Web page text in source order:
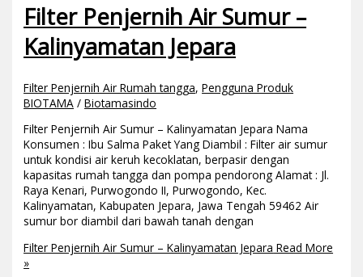
Filter Penjernih Air Sumur –
Kalinyamatan Jepara
Filter Penjernih Air Rumah tangga,Pengguna Produk
BIOTAMA /Biotamasindo
Filter Penjernih Air Sumur – Kalinyamatan Jepara Nama
Konsumen : Ibu Salma Paket Yang Diambil : Filter air sumur
untuk kondisi air keruh kecoklatan, berpasir dengan
kapasitas rumah tangga dan pompa pendorong Alamat : Jl.
Raya Kenari, Purwogondo II, Purwogondo, Kec.
Kalinyamatan, Kabupaten Jepara, Jawa Tengah 59462 Air
sumur bor diambil dari bawah tanah dengan
Filter Penjernih Air Sumur – Kalinyamatan Jepara Read More
»